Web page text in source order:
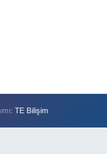
TE Bilişim